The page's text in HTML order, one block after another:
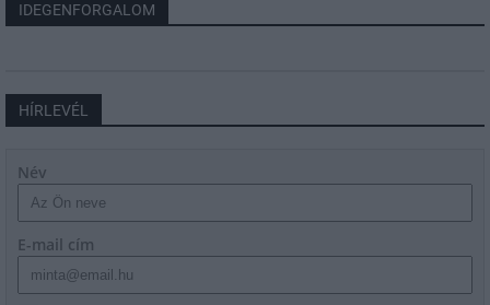
IDEGENFORGALOM
HÍRLEVÉL
Név
E-mail cím